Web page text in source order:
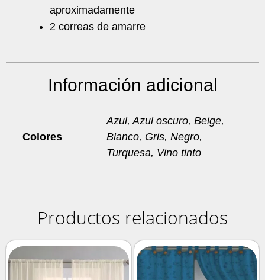
aproximadamente
2 correas de amarre
Información adicional
Colores
Azul, Azul oscuro, Beige,
Blanco, Gris, Negro,
Turquesa, Vino tinto
Productos relacionados